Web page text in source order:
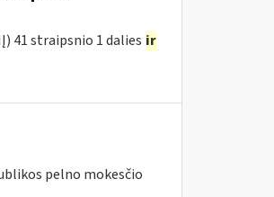
41 straipsnio 1 dalies ir
pelno mokesčio